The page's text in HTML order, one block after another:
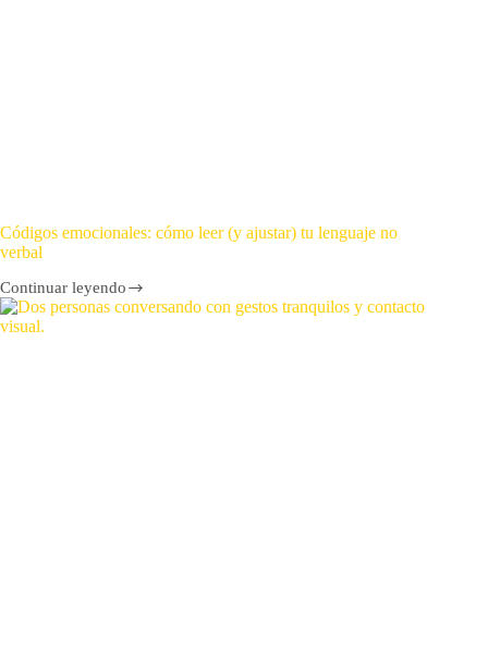
Códigos emocionales: cómo leer (y ajustar) tu lenguaje no
verbal
Continuar leyendo